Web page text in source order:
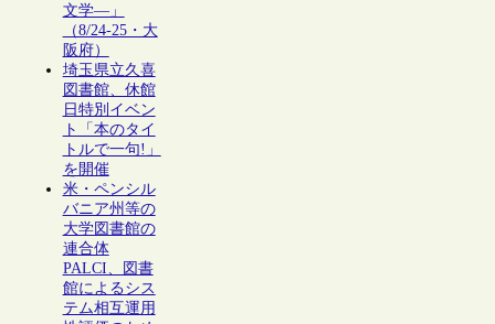
文学―」
（8/24-25・大
阪府）
埼玉県立久喜
図書館、休館
日特別イベン
ト「本のタイ
トルで一句!」
を開催
米・ペンシル
バニア州等の
大学図書館の
連合体
PALCI、図書
館によるシス
テム相互運用